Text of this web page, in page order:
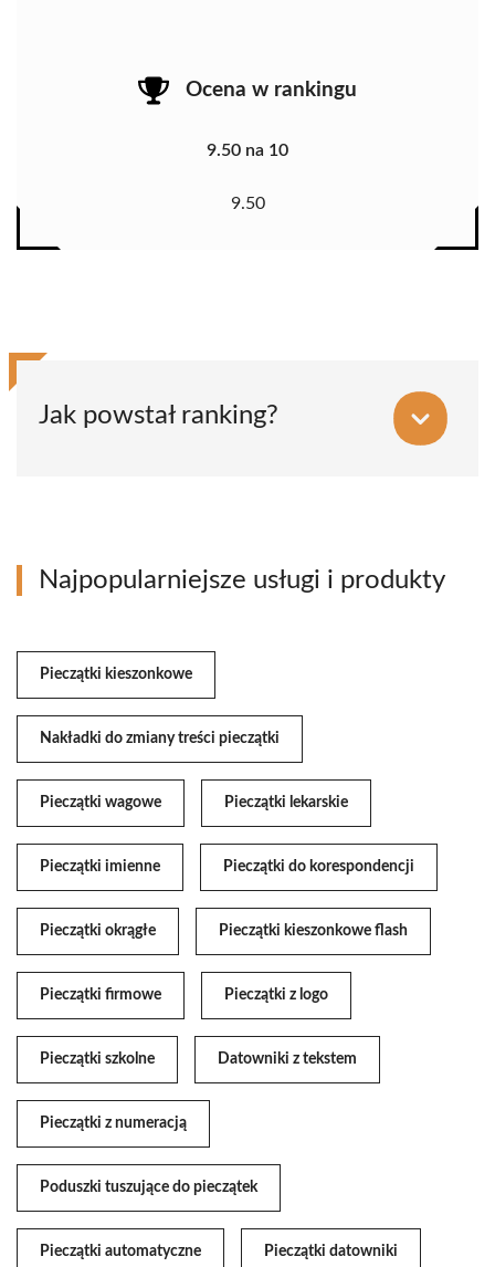
Ocena w rankingu
9.50 na 10
9.50
Jak powstał ranking?
Najpopularniejsze usługi i produkty
Pieczątki kieszonkowe
Nakładki do zmiany treści pieczątki
Pieczątki wagowe Pieczątki lekarskie
Pieczątki imienne Pieczątki do korespondencji
Pieczątki okrągłe Pieczątki kieszonkowe flash
Pieczątki firmowe Pieczątki z logo
Pieczątki szkolne Datowniki z tekstem
Pieczątki z numeracją
Poduszki tuszujące do pieczątek
Pieczątki automatyczne Pieczątki datowniki